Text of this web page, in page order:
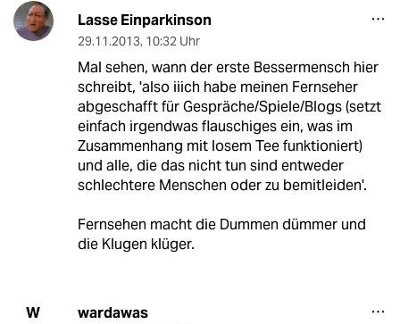
Lasse Einparkinson
29.11.2013, 10:32 Uhr
Mal sehen, wann der erste Bessermensch hier
schreibt, 'also iiich habe meinen Fernseher
abgeschafft für Gespräche/Spiele/Blogs (setzt
einfach irgendwas flauschiges ein, was im
Zusammenhang mit losem Tee funktioniert)
und alle, die das nicht tun sind entweder
schlechtere Menschen oder zu bemitleiden'.
Fernsehen macht die Dummen dümmer und
die Klugen klüger.
W wardawas